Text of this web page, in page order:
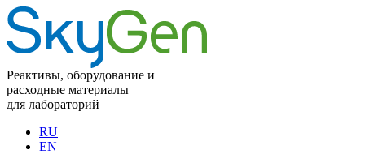
Реактивы, оборудование и
расходные материалы
для лабораторий
RU
EN